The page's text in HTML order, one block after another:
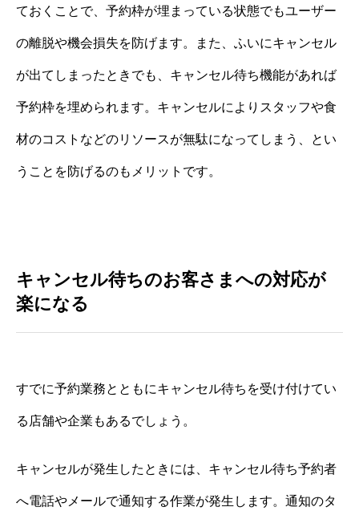
ておくことで、予約枠が埋まっている状態でもユーザー
の離脱や機会損失を防げます。また、ふいにキャンセル
が出てしまったときでも、キャンセル待ち機能があれば
予約枠を埋められます。キャンセルによりスタッフや食
材のコストなどのリソースが無駄になってしまう、とい
うことを防げるのもメリットです。
キャンセル待ちのお客さまへの対応が
楽になる
すでに予約業務とともにキャンセル待ちを受け付けてい
る店舗や企業もあるでしょう。
キャンセルが発生したときには、キャンセル待ち予約者
へ電話やメールで通知する作業が発生します。通知のタ